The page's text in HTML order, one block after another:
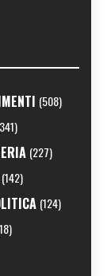
(508)
(227)
(142)
(124)